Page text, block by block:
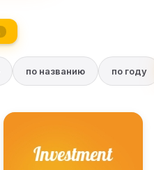
по названию по году